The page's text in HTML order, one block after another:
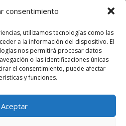
consentimiento
utilizamos tecnologías como las
a la información del dispositivo. El
nos permitirá procesar datos
o las identificaciones únicas
el consentimiento, puede afectar
y funciones.
Aceptar
Política de Cookies
Política de Privacidad